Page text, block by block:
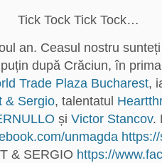
Tick Tock Tick Tock…
an. Ceasul nostru
după Crăciun, în
Trade Plaza Bucharest,
& Sergio, talentatul
și Victor Stancov.
unmagda
& SERGIO https://